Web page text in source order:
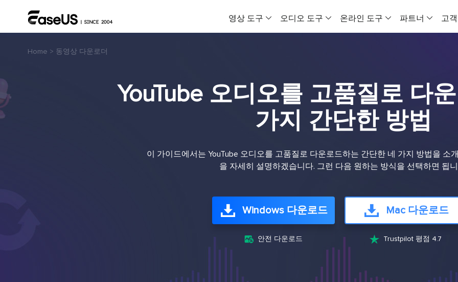
영상 도구
비디오 다운로더 Windows 버전
온라인 영상 음성 다운로드 도구
비디오 다운로더 Mac 버전
비디오 압축기
비디오 변환기
PC용 비디오 변환 프로그램
PC 및 Mac용 화면 녹화 프로그램
AI 미디어 플레이어
AI 자동 생성 자막으로 더욱 편리하게
오디오 도구
보컬 리무버 (온라인)
온라인에서 무료로 보컬 제거
EaseUS VoiceOver
MakeMyAudio
온라인 도구
VideFlow 온라
이커머스 영상
AI 비디오 광고
소셜 미디어
AI 비디오
AI 비디오 생성
영상 제작을 위
AI로 말하는 아
파트너 고
Home > 동영상 다운로더
YouTube 오디오를 고품질로 다
가지 간단한 방법
이 가이드에서는 YouTube 오디오를 고품질로 다운로드하는 간단한 네 가지 방법을 소
을 자세히 설명하겠습니다. 그런 다음 원하는 방식을 선택하면 됩
Windows 다운로드
 안전 다운로드
Mac 다운로드
 Trustpilot 평점 4.7